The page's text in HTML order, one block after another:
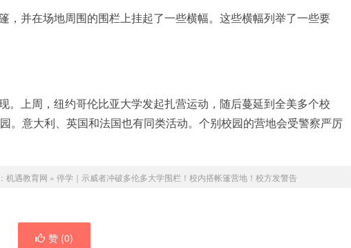
，并在场地周围的围栏上挂起了一些横幅。这些横幅列举了一些要
。上周，纽约哥伦比亚大学发起扎营运动，随后蔓延到全美多个校
。意大利、英国和法国也有同类活动。个别校园的营地会受警察严厉
机遇教育网 » 停学｜示威者冲破多伦多大学围栏！校内搭帐篷营地！校方发警告
赞 (0)